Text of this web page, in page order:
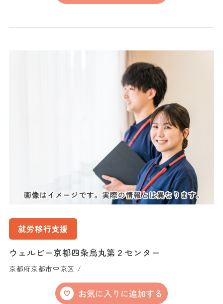
就労移行支援
ウェルビー京都四条烏丸第２センター
京都府京都市中京区 /
お気に入りに追加する